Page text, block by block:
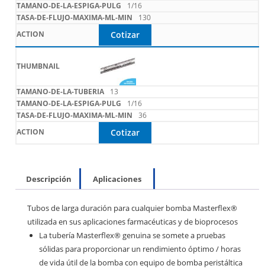
1/16
130
Cotizar
13
1/16
36
Cotizar
Descripción Aplicaciones
Tubos de larga duración para cualquier bomba Masterflex®
utilizada en sus aplicaciones farmacéuticas y de bioprocesos
La tubería Masterflex® genuina se somete a pruebas
sólidas para proporcionar un rendimiento óptimo / horas
de vida útil de la bomba con equipo de bomba peristáltica